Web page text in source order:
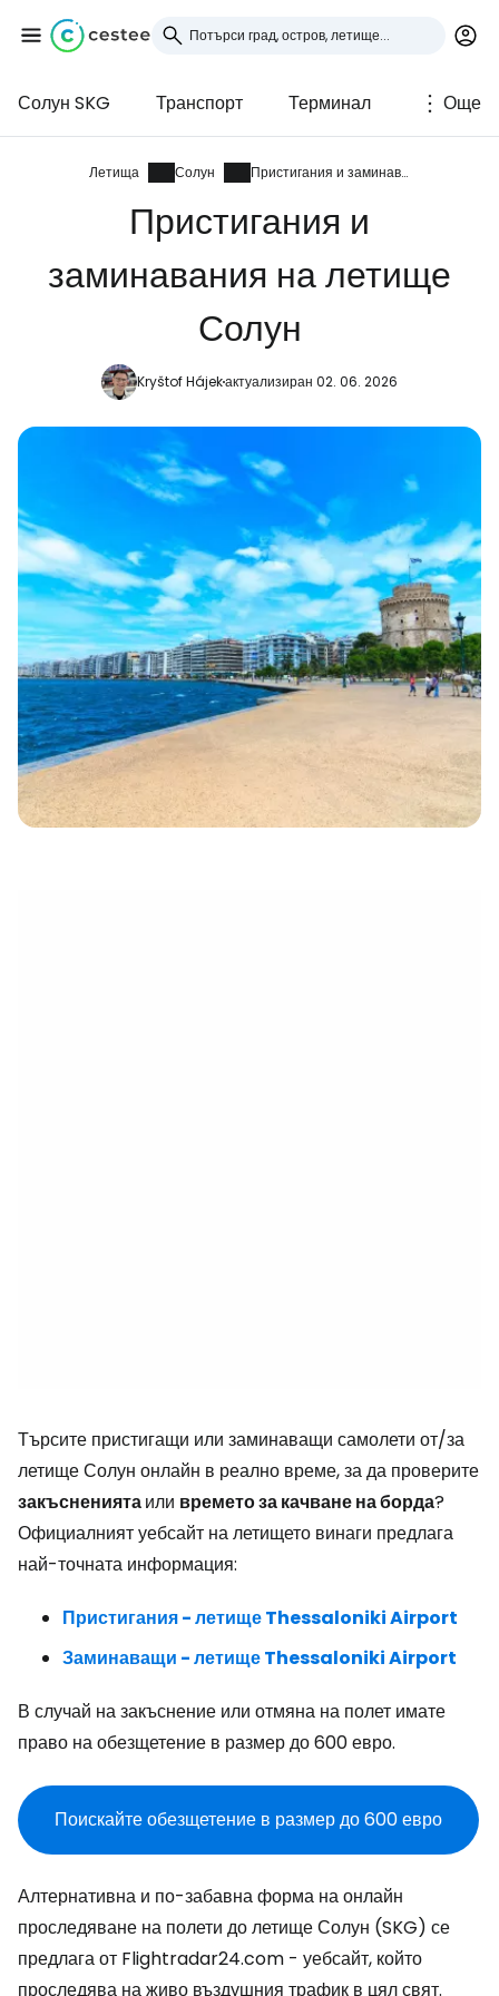
Солун SKG Транспорт Терминал Още
Летища Солун Пристигания и заминавания
Пристигания и
заминавания на летище
Солун
Kryštof Hájekактуализиран 02. 06. 2026
Търсите пристигащи или заминаващи самолети от/за
летище Солун онлайн в реално време, за да проверите
закъснениятаили времето за качване на борда?
Официалният уебсайт на летището винаги предлага
най-точната информация:
Пристигания - летище Thessaloniki Airport
Заминаващи - летище Thessaloniki Airport
В случай на закъснение или отмяна на полет имате
право на обезщетение в размер до 600 евро.
Поискайте обезщетение в размер до 600 евро
Алтернативна и по-забавна форма на онлайн
проследяване на полети до летище Солун (SKG) се
предлага от Flightradar24.com - уебсайт, който
проследява на живо въздушния трафик в цял свят.
Влезте в Cestee
... световната общност на туристите
Продължете с Facebook
Продължете с имейл